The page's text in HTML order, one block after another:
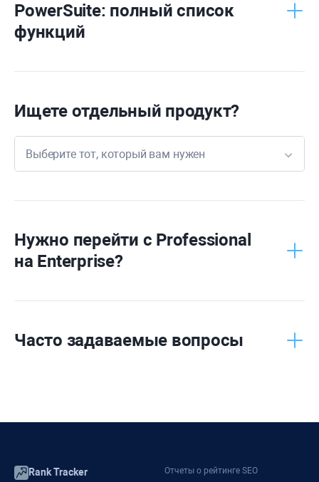
PowerSuite: полный список
функций
Ищете отдельный продукт?
Выберите тот, который вам нужен
RankTracker
WebSiteAuditor
SEOSpyGlass
LinkAssistant
Нужно перейти с Professional
на Enterprise?
Часто задаваемые вопросы
Rank Tracker
Отчеты о рейтинге SEO